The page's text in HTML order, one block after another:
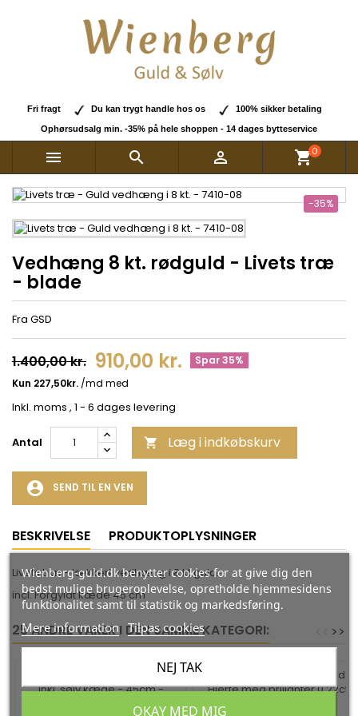
Fri fragt Du kan trygt handle hos os 100% sikker betaling
Ophørsudsalg min. -35% på hele shoppen - 14 dages bytteservice
   shopping_cart0
-35%
Vedhæng 8 kt. rødguld - Livets træ
- blade
Fra GSD
1.400,00 kr. 910,00 kr. Spar 35%
Inkl. moms , 1 - 6 dages levering
Antal  Læg i indkøbskurv
account_circle SEND TIL EN VEN
BESKRIVELSE PRODUKTOPLYSNINGER
Livets træ - lækkert vedhæng i 8 kt guld.
incl. Forgyldt kæde 45 cm
25 ANDRE VARER I DEN SAMME KATEGORI: >>
Wienberg-guld.dk benytter cookies for at give dig den
bedst mulige brugeroplevelse, opretholde hjemmesidens
funktionalitet samt til statistik og markedsføring.
Mere information Tilpas cookies
NEJ TAK
OKAY MED MIG